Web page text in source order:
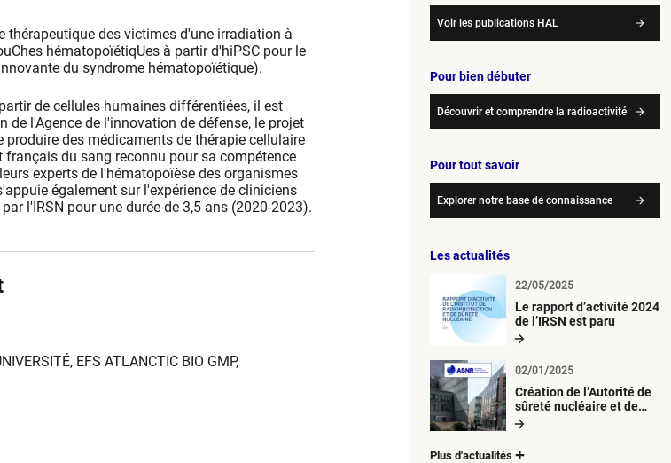
thérapeutique des victimes d'une irradiation à
hématopoïétiqUes à partir d'hiPSC pour le
du syndrome hématopoïétique).
de cellules humaines différentiées, il est
l'Agence de l'innovation de défense, le projet
produire des médicaments de thérapie cellulaire
du sang reconnu pour sa compétence
experts de l'hématopoïèse des organismes
également sur l'expérience de cliniciens
l'IRSN pour une durée de 3,5 ans (2020-2023).
EFS ATLANCTIC BIO GMP,
Voir les publications HAL
Pour bien débuter
Découvrir et comprendre la radioactivité
Pour tout savoir
Explorer notre base de connaissance
Les actualités
Le rapport d’activité 2024
de l’IRSN est paru
22/05/2025
Création de l’Autorité de
sûreté nucléaire et de
radioprotection (ASNR)
02/01/2025
Plus d'actualités